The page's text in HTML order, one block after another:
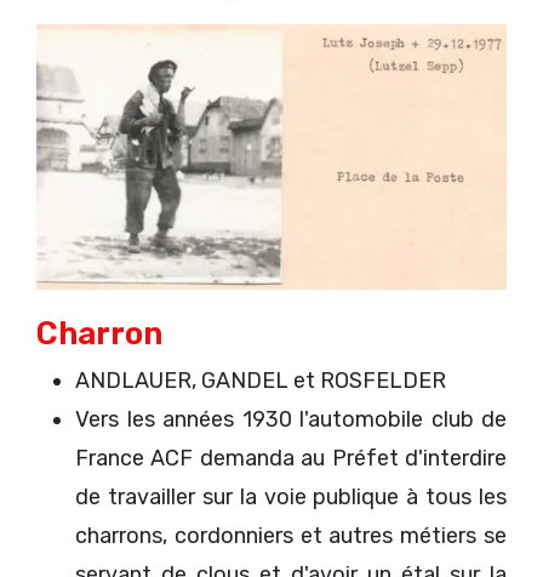
Charron
ANDLAUER, GANDEL et ROSFELDER
Vers les années 1930 l'automobile club de
France ACF demanda au Préfet d'interdire
de travailler sur la voie publique à tous les
charrons, cordonniers et autres métiers se